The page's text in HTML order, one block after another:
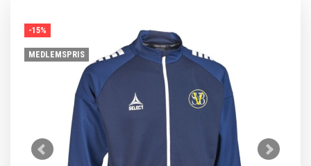
-15%
MEDLEMSPRIS